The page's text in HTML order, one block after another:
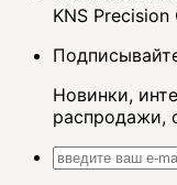
KNS Precision
Новинки,
распродажи,